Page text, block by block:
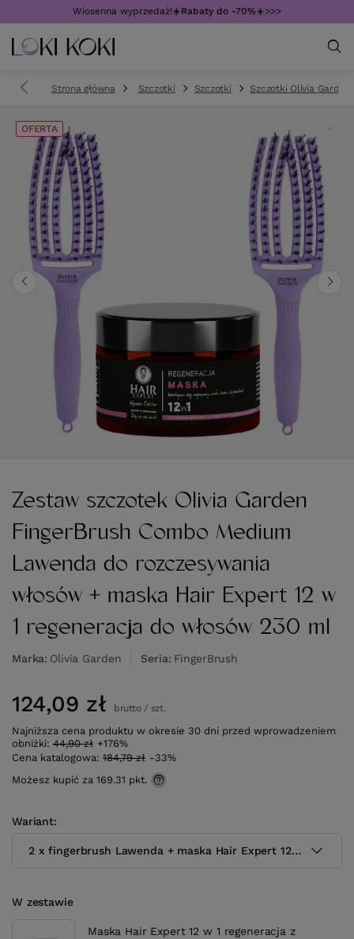
Wiosenna wyprzedaż!☀️Rabaty do -70%☀️>>>
Strona główna Szczotki Szczotki Szczotki Olivia Garden
OFERTA
Zestaw szczotek Olivia Garden
FingerBrush Combo Medium
Lawenda do rozczesywania
włosów + maska Hair Expert 12 w
1 regeneracja do włosów 230 ml
Marka Olivia Garden Seria FingerBrush
W zestawie
Maska Hair Expert 12 w 1 regeneracja z
Wariant
2 x fingerbrush Lawenda + maska Hair Expert 12 w 1
124,09 zł brutto/ szt.
Najniższa cena produktu w okresie 30 dni przed wprowadzeniem
obniżki: 44,90 zł +176%
Cena katalogowa: 184,79 zł -33%
Możesz kupić za 169.31 pkt.